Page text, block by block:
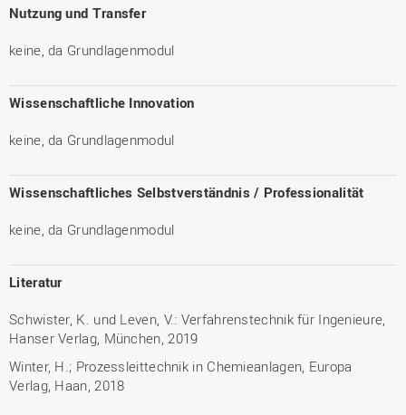
Nutzung und Transfer
keine, da Grundlagenmodul
Wissenschaftliche Innovation
keine, da Grundlagenmodul
Wissenschaftliches Selbstverständnis / Professionalität
keine, da Grundlagenmodul
Literatur
Schwister, K. und Leven, V.: Verfahrenstechnik für Ingenieure,
Hanser Verlag, München, 2019
Winter, H.; Prozessleittechnik in Chemieanlagen, Europa
Verlag, Haan, 2018